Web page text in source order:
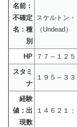
名前：
不確定
名：種
別
スケルトン
（Undead）
HP
７７～１２
スタミ
ナ
１９５～３
経験
値：出
現数
１４６２１：